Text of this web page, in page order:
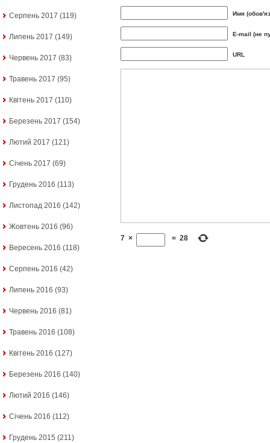
Серпень 2017 (119)
Липень 2017 (149)
Червень 2017 (83)
Травень 2017 (95)
Квітень 2017 (110)
Березень 2017 (154)
Лютий 2017 (121)
Січень 2017 (69)
Грудень 2016 (113)
Листопад 2016 (142)
Жовтень 2016 (96)
Вересень 2016 (118)
Серпень 2016 (42)
Липень 2016 (93)
Червень 2016 (81)
Травень 2016 (108)
Квітень 2016 (127)
Березень 2016 (140)
Лютий 2016 (146)
Січень 2016 (112)
Грудень 2015 (211)
Имя
E-mail (не
URL
7 × = 28